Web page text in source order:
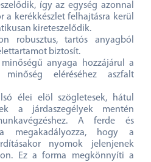
így az egység azonnal
a kerékkészlet felhajtásra kerül
kireteszelődik.
robusztus, tartós anyagból
biztosít.
anyaga hozzájárul a
eléréséhez aszfalt
élei elöl szögletesek, hátul
a járdaszegélyek mentén
A ferde és
megakadályozza, hogy a
nyomok jelenjenek
Ez a forma megkönnyíti a